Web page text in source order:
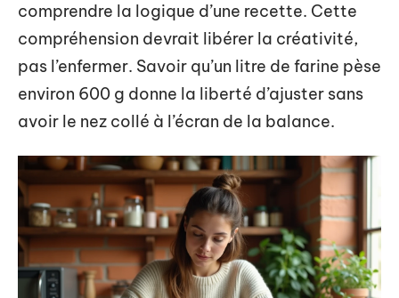
comprendre la logique d’une recette. Cette
compréhension devrait libérer la créativité,
pas l’enfermer. Savoir qu’un litre de farine pèse
environ 600 g donne la liberté d’ajuster sans
avoir le nez collé à l’écran de la balance.